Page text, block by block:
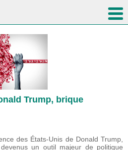
Trump, brique
des États-Unis de Donald Trump,
un outil majeur de politique